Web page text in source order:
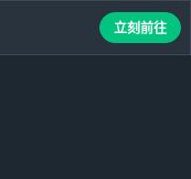
立刻前往